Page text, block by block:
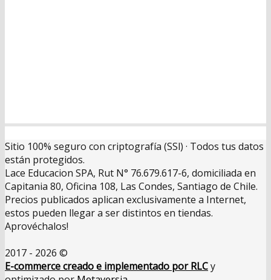
Sitio 100% seguro con criptografía (SSl) · Todos tus datos
están protegidos.
Lace Educacion SPA, Rut N° 76.679.617-6, domiciliada en
Capitania 80, Oficina 108, Las Condes, Santiago de Chile.
Precios publicados aplican exclusivamente a Internet,
estos pueden llegar a ser distintos en tiendas.
Aprovéchalos!
2017 - 2026 ©
E-commerce creado e implementado por RLCy